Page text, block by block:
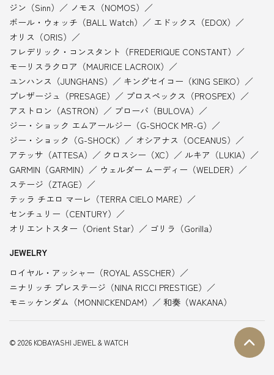
ジン（Sinn）
ノモス（NOMOS）
ボール・ウォッチ（BALL Watch）
エドックス（EDOX）
オリス（ORIS）
フレデリック・コンスタント（FREDERIQUE CONSTANT）
モーリスラクロア（MAURICE LACROIX）
ユンハンス（JUNGHANS）
キングセイコー（KING SEIKO）
プレザージュ（PRESAGE）
プロスペックス（PROSPEX）
アストロン（ASTRON）
ブローバ（BULOVA）
ジー・ショック エムアールジー（G-SHOCK MR-G）
ジー・ショック（G-SHOCK）
オシアナス（OCEANUS）
アテッサ（ATTESA）
クロスシー（XC）
ルキア（LUKIA）
GARMIN（GARMIN）
ウェルダー ムーディー（WELDER）
ステージ（ZTAGE）
テッラ チエロ マーレ（TERRA CIELO MARE）
センチュリー（CENTURY）
オリエントスター（Orient Star）
ゴリラ（Gorilla）
JEWELRY
ロイヤル・アッシャー（ROYAL ASSCHER）
ニナリッチ プレステージ（NINA RICCI PRESTIGE）
モニッケンダム（MONNICKENDAM）
和奏（WAKANA）
© 2026 KOBAYASHI JEWEL & WATCH